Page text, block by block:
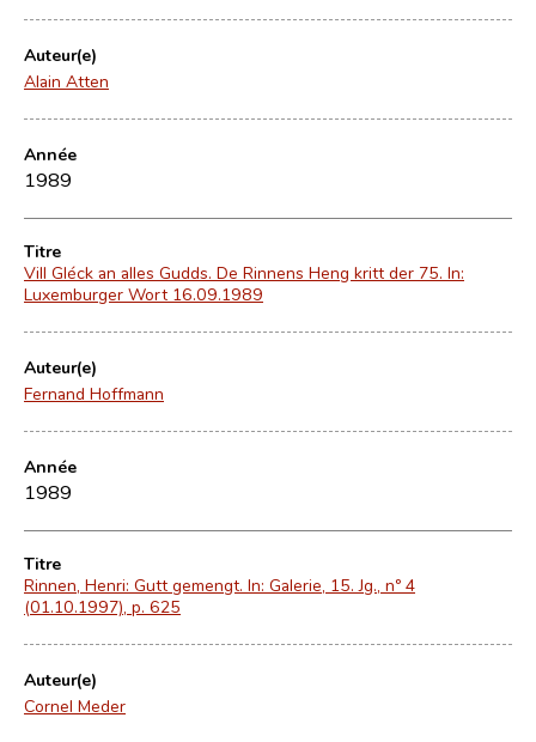
Auteur(e)
Alain Atten
Année
1989
Titre
Vill Gléck an alles Gudds. De Rinnens Heng kritt der 75. In:
Luxemburger Wort 16.09.1989
Auteur(e)
Fernand Hoffmann
Année
1989
Titre
Rinnen, Henri: Gutt gemengt. In: Galerie, 15. Jg., nº 4
(01.10.1997), p. 625
Auteur(e)
Cornel Meder